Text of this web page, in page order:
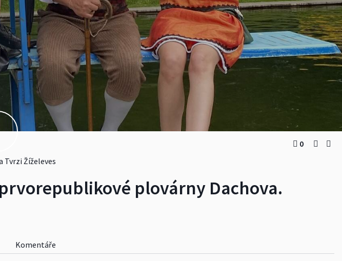
Tvrzi Žíželeves
plovárny Dachova.
0
Komentáře